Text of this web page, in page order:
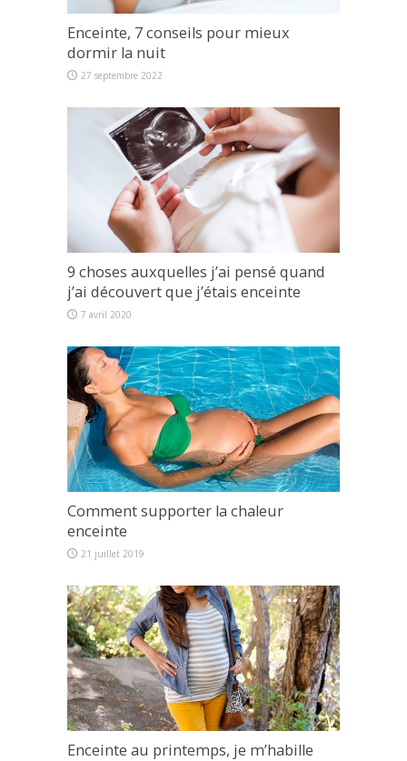
Enceinte, 7 conseils pour mieux
dormir la nuit
27 septembre 2022
9 choses auxquelles j’ai pensé quand
j’ai découvert que j’étais enceinte
7 avril 2020
Comment supporter la chaleur
enceinte
21 juillet 2019
Enceinte au printemps, je m’habille